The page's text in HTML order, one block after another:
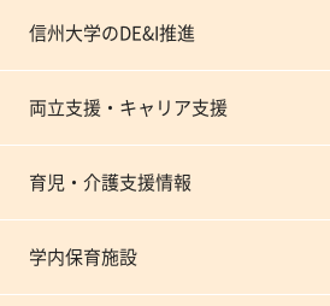
信州大学のDE&I推進
両立支援・キャリア支援
育児・介護支援情報
学内保育施設